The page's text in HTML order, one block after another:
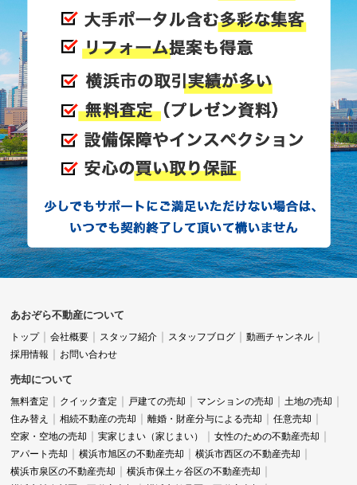
あおぞら不動産について
トップ 会社概要 スタッフ紹介 スタッフブログ
動画チャンネル
採用情報
お問い合わせ
売却について
無料査定 クイック査定 戸建ての売却 マンションの売却
土地の売却
住み替え
相続不動産の売却 離婚・財産分与による売却
任意売却
空家・空地の売却
実家じまい（家じまい）
女性のための不動産売却
アパート売却
横浜市旭区の不動産売却
横浜市西区の不動産売却
横浜市泉区の不動産売却
横浜市保土ヶ谷区の不動産売却